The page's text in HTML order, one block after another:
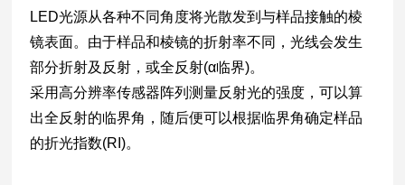
LED光源从各种不同角度将光散发到与样品接触的棱
镜表面。由于样品和棱镜的折射率不同，光线会发生
部分折射及反射，或全反射(α临界)。
采用高分辨率传感器阵列测量反射光的强度，可以算
出全反射的临界角，随后便可以根据临界角确定样品
的折光指数(RI)。